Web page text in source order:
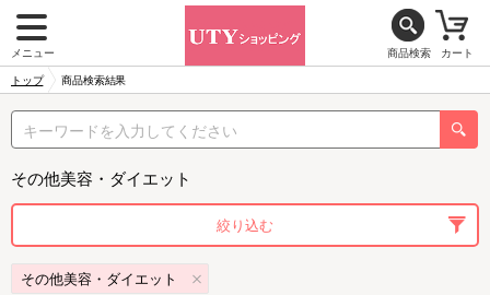
メニュー 商品検索 カート
トップ 商品検索結果
その他美容・ダイエット
絞り込む
その他美容・ダイエット